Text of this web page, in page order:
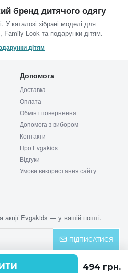
бренд дитячого одягу
У каталозі зібрані моделі для
Family Look та подарунки дітям.
дітям
Допомога
Доставка
Оплата
Обмін і повернення
Допомога з вибором
Контакти
Про Evgakids
Відгуки
Умови використання сайту
акції Evgakids — у вашій пошті.
ПІДПИСАТИСЯ